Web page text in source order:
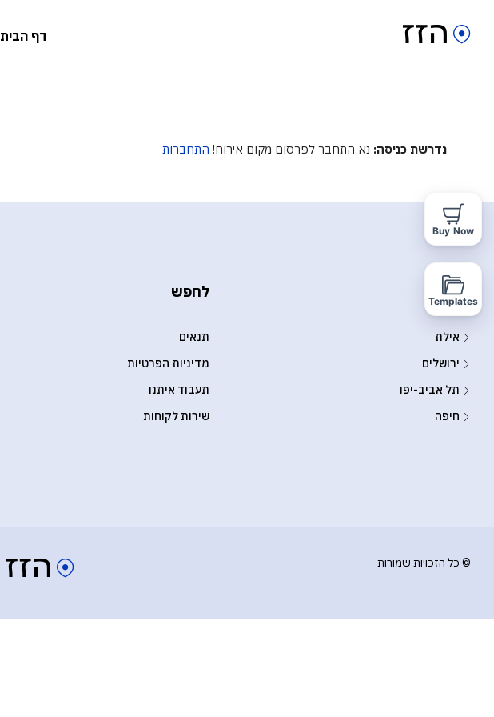
דף הבית
נדרשת כניסה: נא התחבר לפרסום מקום אירוח! התחברות
לְגַלוֹת
אילת
ירושלים
תל אביב-יפו
חיפה
לחפש
תנאים
מדיניות הפרטיות
תעבוד איתנו
שירות לקוחות
© כל הזכויות שמורות
Buy Now
Templates